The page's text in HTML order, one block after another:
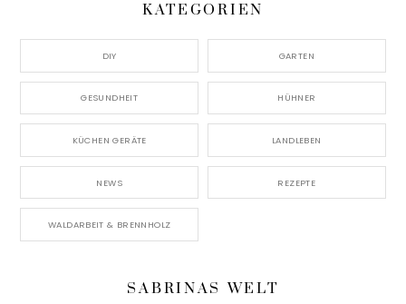
KATEGORIEN
DIY GARTEN
GESUNDHEIT HÜHNER
KÜCHEN GERÄTE LANDLEBEN
NEWS REZEPTE
WALDARBEIT & BRENNHOLZ
SABRINAS WELT